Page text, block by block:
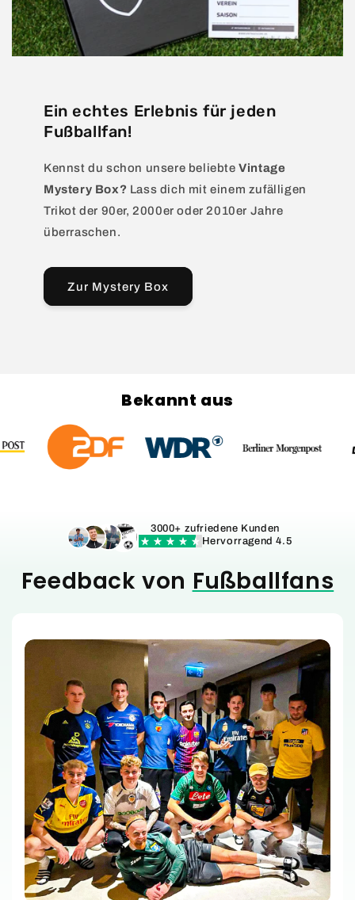
Ein echtes Erlebnis für jeden
Fußballfan!
Kennst du schon unsere beliebteVintage
Mystery Box? Lass dich mit einem zufälligen
Trikot der 90er, 2000er oder 2010er Jahre
überraschen.
Zur Mystery Box
Bekannt aus
3000+ zufriedene Kunden
Hervorragend 4.5
Feedback von Fußballfans